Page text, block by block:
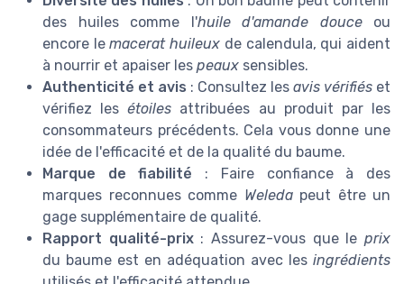
des huiles comme l'huile d'amande douceou
encore lemacerat huileux de calendula, qui aident
à nourrir et apaiser les peaux sensibles.
Authenticité et avis : Consultez les avis vérifiés et
vérifiez lesétoiles attribuées au produit par les
consommateurs précédents. Cela vous donne une
idée de l'efficacité et de la qualité du baume.
Marque de fiabilité : Faire confiance à des
marques reconnues comme Weledapeut être un
gage supplémentaire de qualité.
Rapport qualité-prix: Assurez-vous que leprix
du baume est en adéquation avec les ingrédients